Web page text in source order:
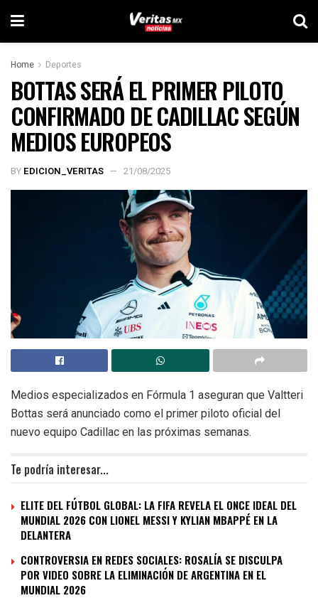
Home Deportes
BOTTAS SERÁ EL PRIMER PILOTO
CONFIRMADO DE CADILLAC SEGÚN
MEDIOS EUROPEOS
BY EDICION_VERITAS 21/08/2025
Medios especializados en Fórmula 1 aseguran que Valtteri
Bottas será anunciado como el primer piloto oficial del
nuevo equipo Cadillac en las próximas semanas.
Te podría interesar...
ELITE DEL FÚTBOL GLOBAL: LA FIFA REVELA EL ONCE IDEAL DEL
MUNDIAL 2026 CON LIONEL MESSI Y KYLIAN MBAPPÉ EN LA
DELANTERA
CONTROVERSIA EN REDES SOCIALES: ROSALÍA SE DISCULPA
POR VIDEO SOBRE LA ELIMINACIÓN DE ARGENTINA EN EL
MUNDIAL 2026